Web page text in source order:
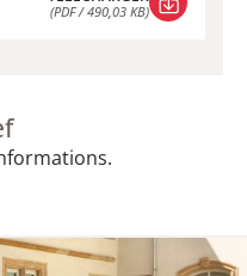
(PDF / 490,03 KB)